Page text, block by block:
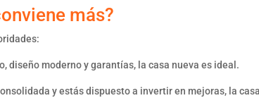
más?
diseño moderno y garantías, la casa nueva es ideal.
y estás dispuesto a invertir en mejoras, la